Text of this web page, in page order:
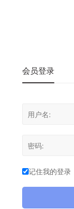
会员登录
记住我的登录